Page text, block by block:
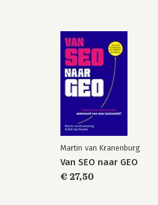
Martin van Kranenburg
Van SEO naar GEO
€ 27,50